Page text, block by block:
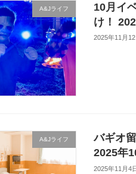
A&Jライフ
10月イ
け！
2025年11月12
A&Jライフ
バギオ
2025年
2025年11月4